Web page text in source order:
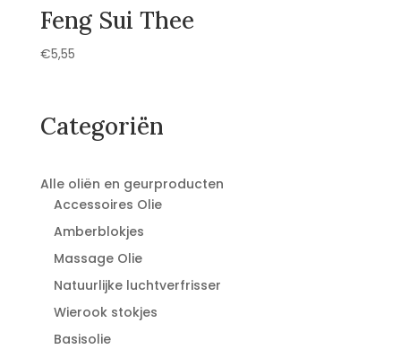
Feng Sui Thee
€5,55
Categoriën
Alle oliën en geurproducten
Accessoires Olie
Amberblokjes
Massage Olie
Natuurlijke luchtverfrisser
Wierook stokjes
Basisolie